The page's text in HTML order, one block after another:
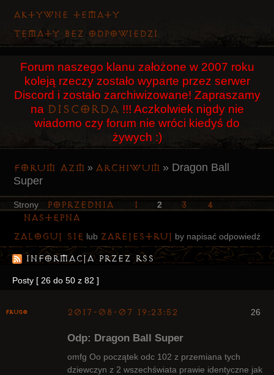
Główna
Użytkownicy
Szukaj
Rejestracja
Logowanie
Aktywne tematy
Tematy bez odpowiedzi
Forum naszego klanu założone w 2007 roku
koleją rzeczy zostało wyparte przez serwer
Discord i zostało zarchiwizowane! Zapraszamy
na Discorda !!! Aczkolwiek nigdy nie
wiadomo czy forum nie wróci kiedyś do
żywych :)
Forum AZM » Archiwum » Dragon Ball
Super
Strony Poprzednia 1 2 3
4
Następna
Zaloguj się lub zarejestruj by napisać odpowiedź
Informacja przez RSS
Posty [ 26 do 50 z 82 ]
26
Frugo 2017-08-07 19:23:52
Odp: Dragon Ball Super
omfg Oo początek odc 102 z przemiana tych
dziewczyn z 2 wszechświata prawie identyczne jak